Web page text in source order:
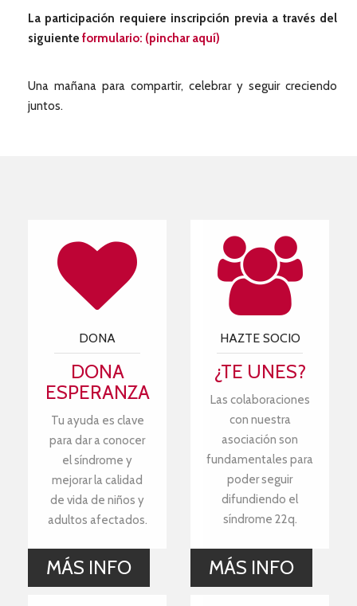
La participación requiere inscripción previa a través del
siguiente formulario: (pinchar aquí)
Una mañana para compartir, celebrar y seguir creciendo
juntos.
DONA
DONA
ESPERANZA
Tu ayuda es clave
para dar a conocer
el síndrome y
mejorar la calidad
de vida de niños y
adultos afectados.
MÁS INFO
HAZTE SOCIO
¿TE UNES?
Las colaboraciones
con nuestra
asociación son
fundamentales para
poder seguir
difundiendo el
síndrome 22q.
MÁS INFO